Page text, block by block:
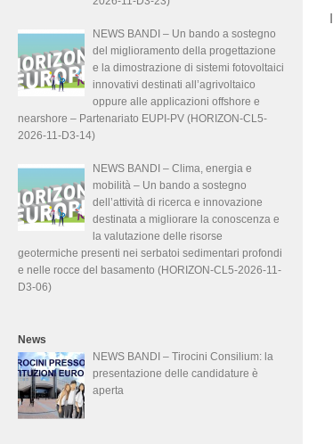
NEWS BANDI – Un bando a sostegno
del miglioramento della progettazione
e la dimostrazione di sistemi fotovoltaici
innovativi destinati all’agrivoltaico
oppure alle applicazioni offshore e
nearshore – Partenariato EUPI-PV (HORIZON-CL5-
2026-11-D3-14)
NEWS BANDI – Clima, energia e
mobilità – Un bando a sostegno
dell’attività di ricerca e innovazione
destinata a migliorare la conoscenza e
la valutazione delle risorse
geotermiche presenti nei serbatoi sedimentari profondi
e nelle rocce del basamento (HORIZON-CL5-2026-11-
D3-06)
News
NEWS BANDI – Tirocini Consilium: la
presentazione delle candidature è
aperta